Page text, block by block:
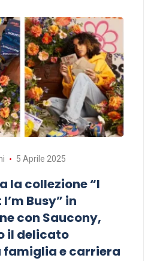
5 Aprile 2025
la collezione “I
Busy” in
con Saucony,
il delicato
e carriera